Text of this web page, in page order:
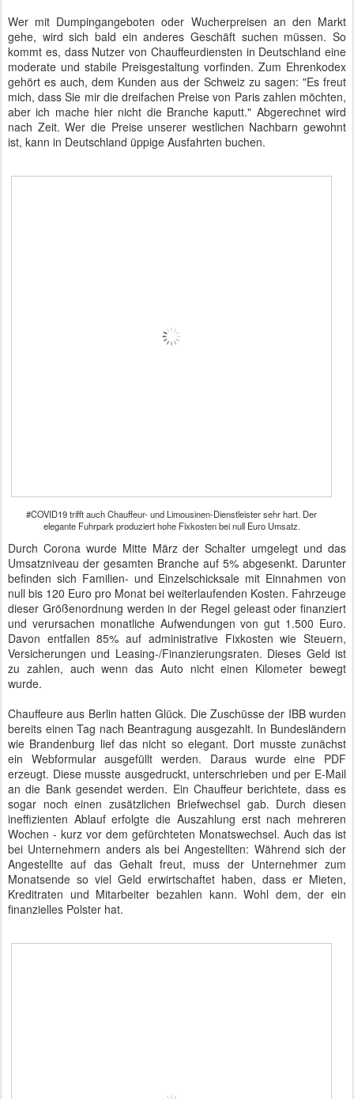
Wer mit Dumpingangeboten oder Wucherpreisen an den Markt
gehe, wird sich bald ein anderes Geschäft suchen müssen. So
kommt es, dass Nutzer von Chauffeurdiensten in Deutschland eine
moderate und stabile Preisgestaltung vorfinden. Zum Ehrenkodex
gehört es auch, dem Kunden aus der Schweiz zu sagen: "Es freut
mich, dass Sie mir die dreifachen Preise von Paris zahlen möchten,
aber ich mache hier nicht die Branche kaputt." Abgerechnet wird
nach Zeit. Wer die Preise unserer westlichen Nachbarn gewohnt
ist, kann in Deutschland üppige Ausfahrten buchen.
#COVID19 trifft auch Chauffeur- und Limousinen-Dienstleister sehr hart. Der
elegante Fuhrpark produziert hohe Fixkosten bei null Euro Umsatz.
Durch Corona wurde Mitte März der Schalter umgelegt und das
Umsatzniveau der gesamten Branche auf 5% abgesenkt. Darunter
befinden sich Familien- und Einzelschicksale mit Einnahmen von
null bis 120 Euro pro Monat bei weiterlaufenden Kosten. Fahrzeuge
dieser Größenordnung werden in der Regel geleast oder finanziert
und verursachen monatliche Aufwendungen von gut 1.500 Euro.
Davon entfallen 85% auf administrative Fixkosten wie Steuern,
Versicherungen und Leasing-/Finanzierungsraten. Dieses Geld ist
zu zahlen, auch wenn das Auto nicht einen Kilometer bewegt
wurde.
Chauffeure aus Berlin hatten Glück. Die Zuschüsse der IBB wurden
bereits einen Tag nach Beantragung ausgezahlt. In Bundesländern
wie Brandenburg lief das nicht so elegant. Dort musste zunächst
ein Webformular ausgefüllt werden. Daraus wurde eine PDF
erzeugt. Diese musste ausgedruckt, unterschrieben und per E-Mail
an die Bank gesendet werden. Ein Chauffeur berichtete, dass es
sogar noch einen zusätzlichen Briefwechsel gab. Durch diesen
ineffizienten Ablauf erfolgte die Auszahlung erst nach mehreren
Wochen - kurz vor dem gefürchteten Monatswechsel. Auch das ist
bei Unternehmern anders als bei Angestellten: Während sich der
Angestellte auf das Gehalt freut, muss der Unternehmer zum
Monatsende so viel Geld erwirtschaftet haben, dass er Mieten,
Kreditraten und Mitarbeiter bezahlen kann. Wohl dem, der ein
finanzielles Polster hat.